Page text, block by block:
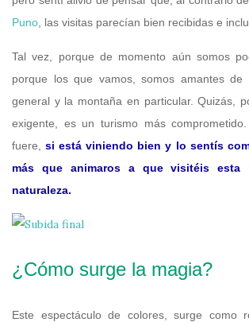
Puno , las visitas parecían bien recibidas e
Tal vez, porque de momento aún somos
porque los que vamos, somos amantes de
general y la montaña en particular. Quizás,
exigente, es un turismo más
fuere,si está viniendo bien y lo sentís
más que animaros a que visitéis esta
naturaleza.
¿Cómo surge la magia?
Este espectáculo de colores, surge como